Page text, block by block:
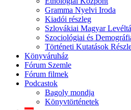
Gramma Nyelvi Iroda
Kiadói részleg
Szlovákiai Magyar
Szociológiai és
Történeti Kutatások
Könyváruház
Fórum Szemle
Fórum filmek
Podcastok
Bagoly mondja
Könyvtörténetek